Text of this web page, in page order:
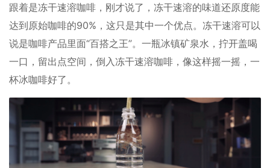
跟着是冻干速溶咖啡，刚才说了，冻干速溶的味道还原度能
达到原始咖啡的90%，这只是其中一个优点。冻干速溶可以
说是咖啡产品里面“百搭之王”。一瓶冰镇矿泉水，拧开盖喝
一口，留出点空间，倒入冻干速溶咖啡，像这样摇一摇，一
杯冰咖啡好了。